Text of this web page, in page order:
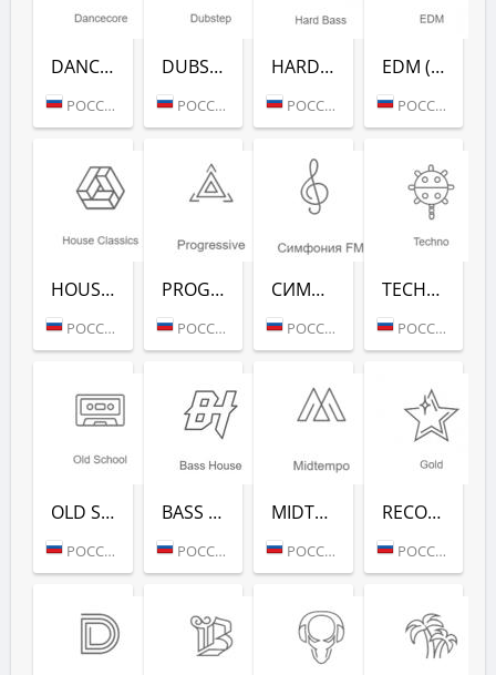
DANCECORE (РАДИО РЕКОРД)
РОССИЯ (МОСКВА)
DUBSTEP (РАДИО РЕКОРД)
РОССИЯ (МОСКВА)
HARD BASS (РАДИО РЕКОРД)
РОССИЯ (МОСКВА)
EDM (РАДИО РЕКОРД)
РОССИЯ (МОСКВА)
HOUSE CLASSICS (РАДИО РЕКОРД)
РОССИЯ (МОСКВА)
PROGRESSIVE (РАДИО РЕКОРД)
РОССИЯ (МОСКВА)
СИМФОНИЯ FM (РАДИО РЕКОРД)
РОССИЯ (МОСКВА)
TECHNO (РАДИО РЕКОРД)
РОССИЯ (МОСКВА)
OLD SCHOOL (РАДИО РЕКОРД)
РОССИЯ (МОСКВА)
BASS HOUSE (РАДИО РЕКОРД)
РОССИЯ (МОСКВА)
MIDTEMPO (РАДИО РЕКОРД)
РОССИЯ (МОСКВА)
RECORD GOLD (РАДИО РЕКОРД)
РОССИЯ (МОСКВА)